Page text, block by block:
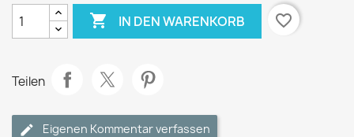
 IN DEN WARENKORB favorite_border
Teilen
Eigenen Kommentar verfassen